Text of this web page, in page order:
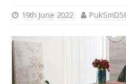
19th June 2022